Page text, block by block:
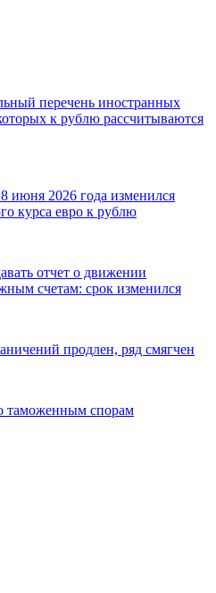
перечень иностранных
к рублю рассчитываются
июня 2026 года изменился
курса евро к рублю
отчет о движении
счетам: срок изменился
продлен, ряд смягчен
таможенным спорам